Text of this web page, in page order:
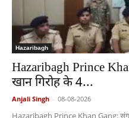
Hazaribagh
Hazaribagh Prince
खान गिरोह के 4...
Anjali Singh - 08-08-2026
Hazaribagh Prince Khan Gang: